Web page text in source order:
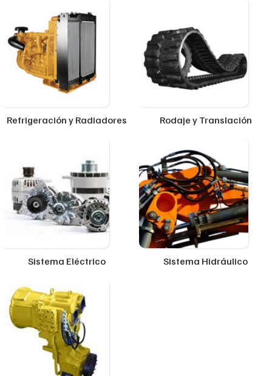
Refrigeración y Radiadores Rodaje y Translación
Sistema Eléctrico Sistema Hidráulico